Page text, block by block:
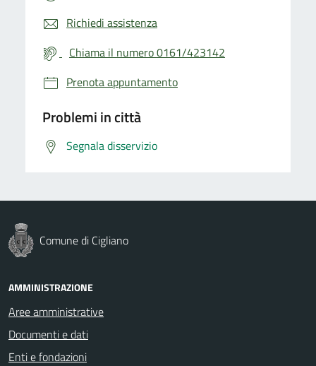
Richiedi assistenza
Chiama il numero 0161/423142
Prenota appuntamento
Problemi in città
Segnala disservizio
Comune di Cigliano
AMMINISTRAZIONE
Aree amministrative
Documenti e dati
Enti e fondazioni